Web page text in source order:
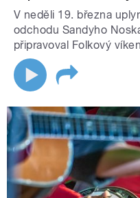
V neděli 19. března
odchodu Sandyho
připravoval Folkový